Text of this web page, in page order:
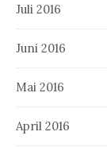
Juli 2016
Juni 2016
Mai 2016
April 2016